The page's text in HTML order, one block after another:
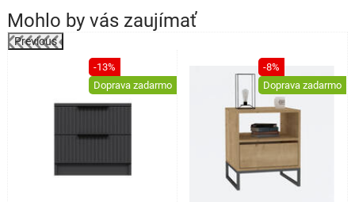
Mohlo by vás zaujímať
Previous
-13%
Doprava zadarmo
-8%
Doprava zadarmo